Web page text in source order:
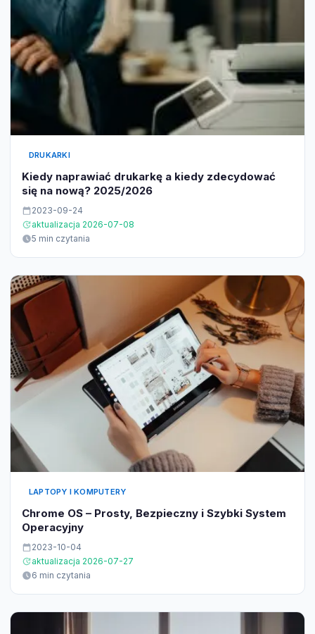
DRUKARKI
Kiedy naprawiać drukarkę a kiedy zdecydować
się na nową? 2025/2026
2023-09-24
aktualizacja 2026-07-08
5 min czytania
LAPTOPY I KOMPUTERY
Chrome OS – Prosty, Bezpieczny i Szybki System
Operacyjny
2023-10-04
aktualizacja 2026-07-27
6 min czytania